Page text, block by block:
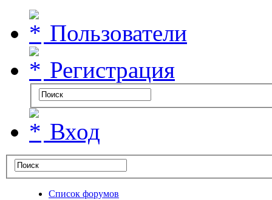
Пользователи
Регистрация
Вход
Список форумов